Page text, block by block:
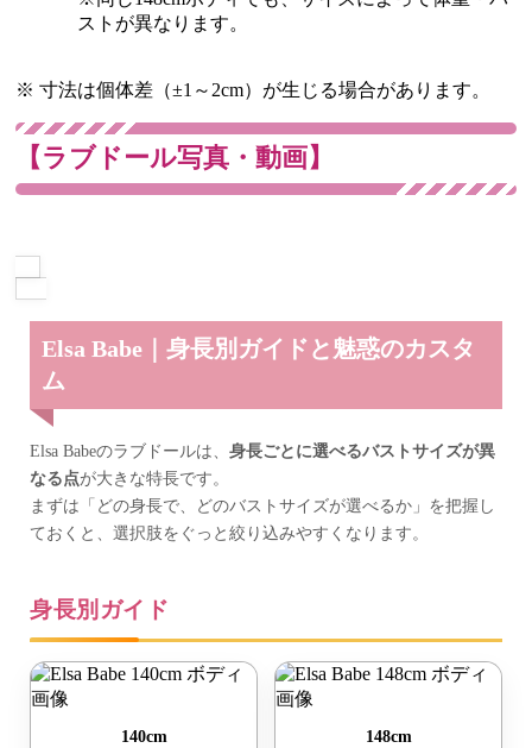
ストが異なります。
※ 寸法は個体差（±1～2cm）が生じる場合があります。
【ラブドール写真・動画】
Elsa Babe｜身長別ガイドと魅惑のカスタ
ム
Elsa Babeのラブドールは、 身長ごとに選べるバストサイズが異
なる点が大きな特長です。
まずは「どの身長で、どのバストサイズが選べるか」を把握し
ておくと、選択肢をぐっと絞り込みやすくなります。
身長別ガイド
140cm
148cm